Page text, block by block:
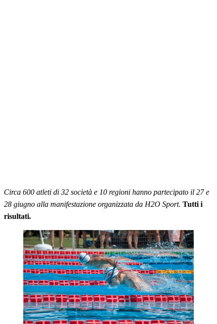
Circa 600 atleti di 32 società e 10 regioni hanno partecipato il 27 e
28 giugno alla manifestazione organizzata da H2O Sport. Tutti i
risultati.